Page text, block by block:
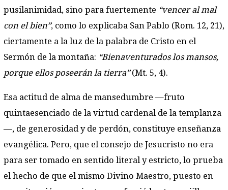
pusilanimidad, sino para fuertemente “vencer al mal
con el bien”, como lo explicaba San Pablo (Rom. 12, 21),
ciertamente a la luz de la palabra de Cristo en el
Sermón de la montaña: “Bienaventurados los mansos,
porque ellos poseerán la tierra”(Mt. 5, 4).
Esa actitud de alma de mansedumbre —fruto
quintaesenciado de la virtud cardenal de la templanza
—, de generosidad y de perdón, constituye enseñanza
evangélica. Pero, que el consejo de Jesucristo no era
para ser tomado en sentido literal y estricto, lo prueba
el hecho de que el mismo Divino Maestro, puesto en